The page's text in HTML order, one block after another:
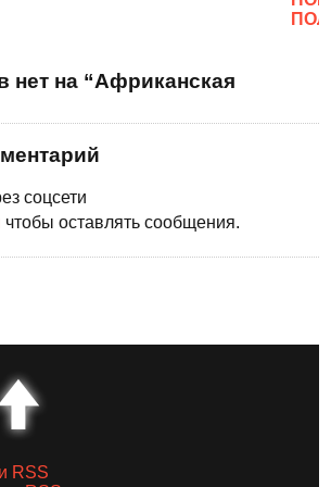
нет на “Африканская
соцсети
чтобы оставлять сообщения.
RSS